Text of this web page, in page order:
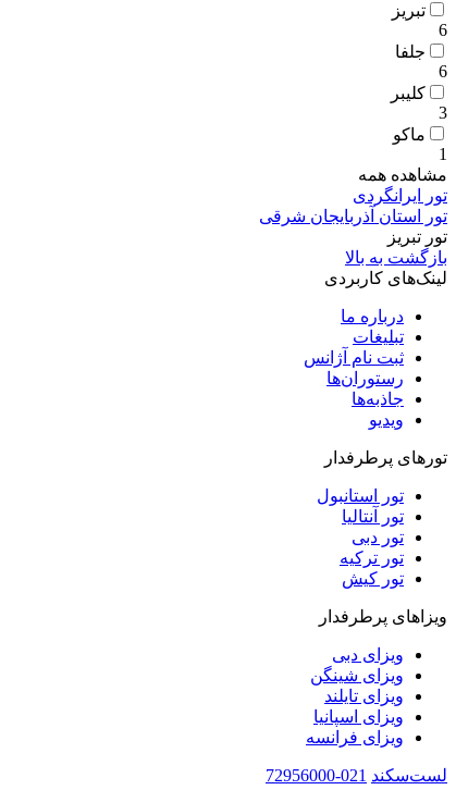
تبریز
6
جلفا
6
کلیبر
3
ماکو
1
مشاهده همه
تور ایرانگردی
تور استان آذربایجان شرقی
تور تبریز
بازگشت به بالا
لینک‌های کاربردی
درباره ما
تبلیغات
ثبت نام آژانس
رستوران‌ها
جاذبه‌ها
ویدیو‌
تورهای پرطرفدار
تور استانبول
تور آنتالیا
تور دبی
تور ترکیه
تور کیش
ویزاهای پرطرفدار
ویزای دبی
ویزای شینگن
ویزای تایلند
ویزای اسپانیا
ویزای فرانسه
لست‌سکند 021-72956000